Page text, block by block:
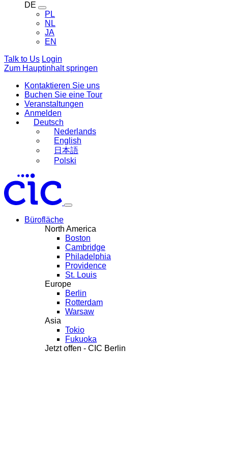
DE
Toggle
language
menu
PL
NL
JA
EN
Talk to Us Login
Zum Hauptinhalt springen
Kontaktieren Sie uns
Buchen Sie eine Tour
Veranstaltungen
Anmelden
Deutsch
Nederlands
English
日本語
Polski
Bürofläche
North America
Boston
Cambridge
Philadelphia
Providence
St. Louis
Europe
Berlin
Rotterdam
Warsaw
Asia
Tokio
Fukuoka
Jetzt offen - CIC Berlin